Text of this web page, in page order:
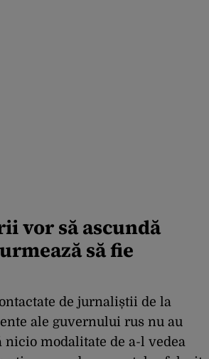
vor să ascundă
să fie
de jurnaliștii de la
ale guvernului rus nu au
modalitate de a-l vedea